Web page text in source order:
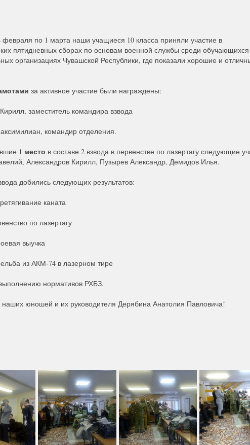
февраля по 1 марта наши учащиеся 10 класса приняли участие в
пятидневных сборах по основам военной службы среди
организациях Чувашской Республики, где показали хорошие и
за активное участие были награждены:
заместитель командира взвода
командир отделения.
1 место в составе 2 взвода в первенстве по лазертагу следующие
Александров Кирилл, Пузырев Александр, Демидов Илья.
добились следующих результатов:
каната
по лазертагу
выучка
из АКМ-74 в лазерном тире
нормативов РХБЗ.
юношей и их руководителя Дерябина Анатолия Павловича!